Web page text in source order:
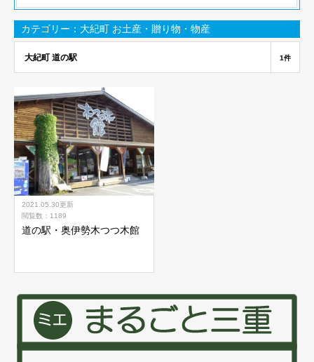
カテゴリー：大紀町 お土産・贈り物・物産
大紀町 道の駅 1件
2021.05.30更新
閲覧数：1189
道の駅・奥伊勢木つつ木館